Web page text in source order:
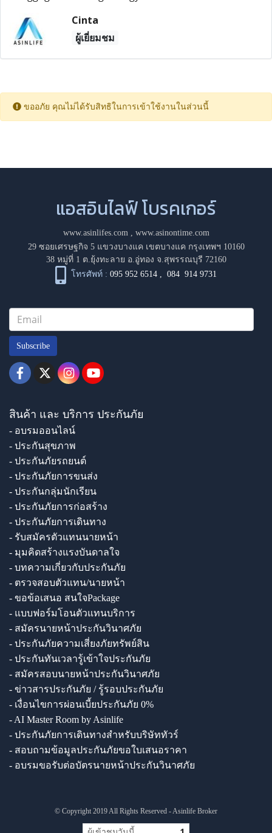
Cinta
ผู้เยี่ยมชม
ขออภัย คุณไม่ได้รับสิทธิในการเข้าใช้งานในส่วนนี้
แอสอินไลฟ์ โบรคเกอร์
www.asinlifes.com, www.asinontime.com
29 ซอยเศรษฐกิจ 5 แขวงบางแค เขตบางแค กรุงเทพฯ 10160
38 หมู่ที่ 1 ต.ยุ้งทะลาย อ.อู่ทอง จ.สุพรรณบุรี 72160
โทรศัพท์ : 095 952 6514 ,084 914 9731
Subscribe
สินค้า และ บริการ ประกันภัย
- อบรมออนไลน์
- ประกันสุขภาพ
- ประกันภัยรถยนต์
- ประกันภัยการขนส่ง
- ประกันกลุ่มนักเรียน
- ประกันภัยการก่อสร้าง
- ประกันภัยการเดินทาง
- รับสมัครตัวแทนนายหน้า
- มุมคิดสร้างแรงบันดาลใจ
- บทความเกี่ยวกับประกันภัย
- ตรวจสอบตัวแทน/นายหน้า
- ขอข้อเสนอ สนใจPackage
- แบบฟอร์มโอนตัวแทนบริการ
- สมัครนายหน้าประกันวินาศภัย
- ประกันภัยความเสี่ยงภัยทรัพย์สิน
- ประกันทันเวลารู้เข้าใจประกันภัย
- สมัครสอบนายหน้าประกันวินาศภัย
- ข่าวสารประกันภัย / รู้รอบประกันภัย
- เงื่อนไขการผ่อนเบี้ยประกันภัย 0%
- AI Master Room by Asinlife
- ประกันภัยการเดินทางสำหรับบริษัททัวร์
- สอบถามข้อมูลประกันภัยขอใบเสนอราคา
- อบรมขอรับต่อบัตรนายหน้าประกันวินาศภัย
© Copyright 2019 All Rights Reserved - Asinlife Broker